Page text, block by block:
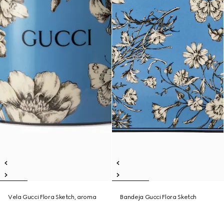
Vela Gucci Flora Sketch, aroma
Bandeja Gucci Flora Sketch